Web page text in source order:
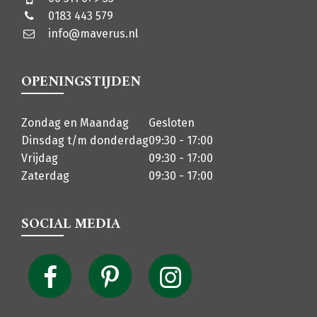
0183 443 579
info@maverus.nl
OPENINGSTIJDEN
Zondag en Maandag
Gesloten
Dinsdag t/m donderdag09:30 - 17:00
Vrijdag
09:30 - 17:00
Zaterdag
09:30 - 17:00
SOCIAL MEDIA